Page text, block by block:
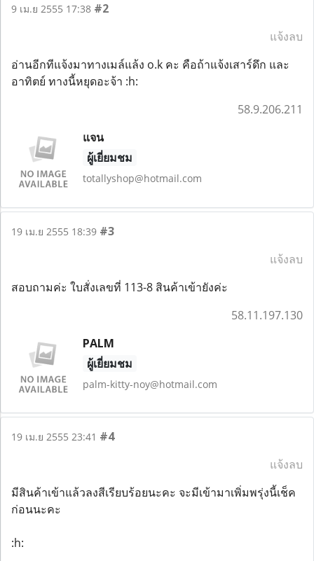
9 เม.ย 2555 17:38 #2
แจ้งลบ
อ่านอีกทีแจ้งมาทางเมล์แล้ง o.k คะ คือถ้าแจ้งเสาร์ดึก และ
อาทิตย์ ทางนี้หยุดอะจ้า :h:
58.9.206.211
แจน
ผู้เยี่ยมชม
totallyshop@hotmail.com
19 เม.ย 2555 18:39 #3
แจ้งลบ
สอบถามค่ะ ใบสั่งเลขที่ 113-8 สินค้าเข้ายังค่ะ
58.11.197.130
PALM
ผู้เยี่ยมชม
palm-kitty-noy@hotmail.com
19 เม.ย 2555 23:41 #4
แจ้งลบ
มีสินค้าเข้าแล้วลงสีเรียบร้อยนะคะ จะมีเข้ามาเพิ่มพรุ่งนี้เช็ค
ก่อนนะคะ
:h: